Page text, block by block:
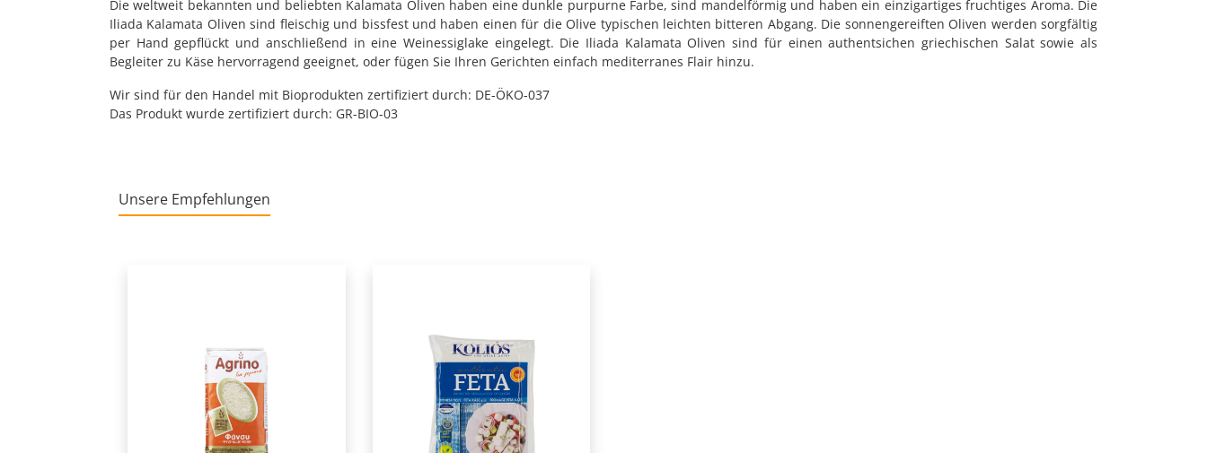
Die weltweit bekannten und beliebten Kalamata Oliven haben eine dunkle purpurne Farbe, sind mandelförmig und haben ein einzigartiges fruchtiges Aroma. Die
Iliada Kalamata Oliven sind fleischig und bissfest und haben einen für die Olive typischen leichten bitteren Abgang. Die sonnengereiften Oliven werden sorgfältig
per Hand gepflückt und anschließend in eine Weinessiglake eingelegt. Die Iliada Kalamata Oliven sind für einen authentsichen griechischen Salat sowie als
Begleiter zu Käse hervorragend geeignet, oder fügen Sie Ihren Gerichten einfach mediterranes Flair hinzu.
Wir sind für den Handel mit Bioprodukten zertifiziert durch: DE-ÖKO-037
Das Produkt wurde zertifiziert durch: GR-BIO-03
Unsere Empfehlungen